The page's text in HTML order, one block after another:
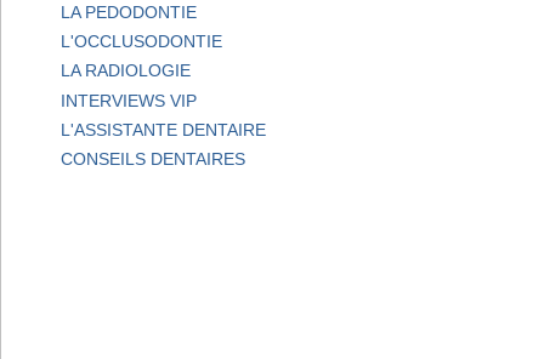
LA PEDODONTIE
L'OCCLUSODONTIE
LA RADIOLOGIE
INTERVIEWS VIP
L'ASSISTANTE DENTAIRE
CONSEILS DENTAIRES